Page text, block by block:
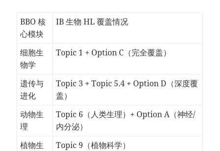
BBO 核
心模块
IB 生物 HL 覆盖情况
细胞生
物学
Topic 1 + Option C（完全覆盖）
遗传与
进化
Topic 3 + Topic 5.4 + Option D（深度覆
盖）
动物生
理
Topic 6（人类生理）+ Option A（神经/
内分泌）
植物生
Topic 9（植物科学）